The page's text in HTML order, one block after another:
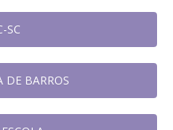
SC
DE BARROS